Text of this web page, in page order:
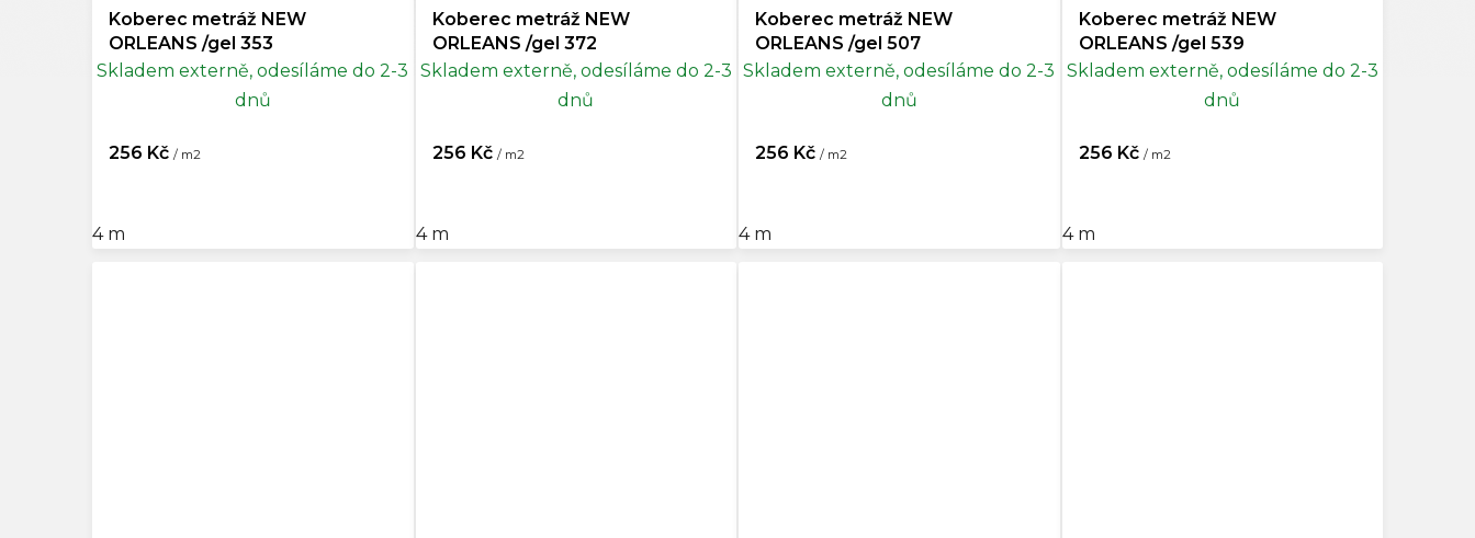
Koberec metráž NEW
ORLEANS /gel 353
Skladem externě, odesíláme do 2-3
dnů
256 Kč / m2
4 m
Koberec metráž NEW
ORLEANS /gel 372
Skladem externě, odesíláme do 2-3
dnů
256 Kč / m2
4 m
Koberec metráž NEW
ORLEANS /gel 507
Skladem externě, odesíláme do 2-3
dnů
256 Kč / m2
4 m
Koberec metráž NEW
ORLEANS /gel 539
Skladem externě, odesíláme do 2-3
dnů
256 Kč / m2
4 m